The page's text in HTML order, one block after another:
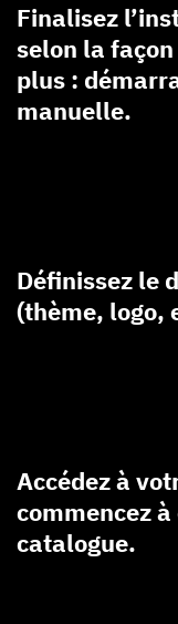
Finalisez
selon la
plus :
manuelle.
Définissez le
(thème, logo,
Accédez à
commencez
catalogue.